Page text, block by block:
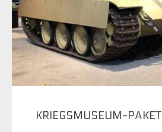
KRIEGSMUSEUM-PAKET